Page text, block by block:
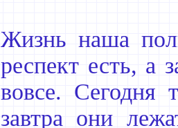
Жизнь наша
респект есть, а
вовсе. Сегодня
завтра они